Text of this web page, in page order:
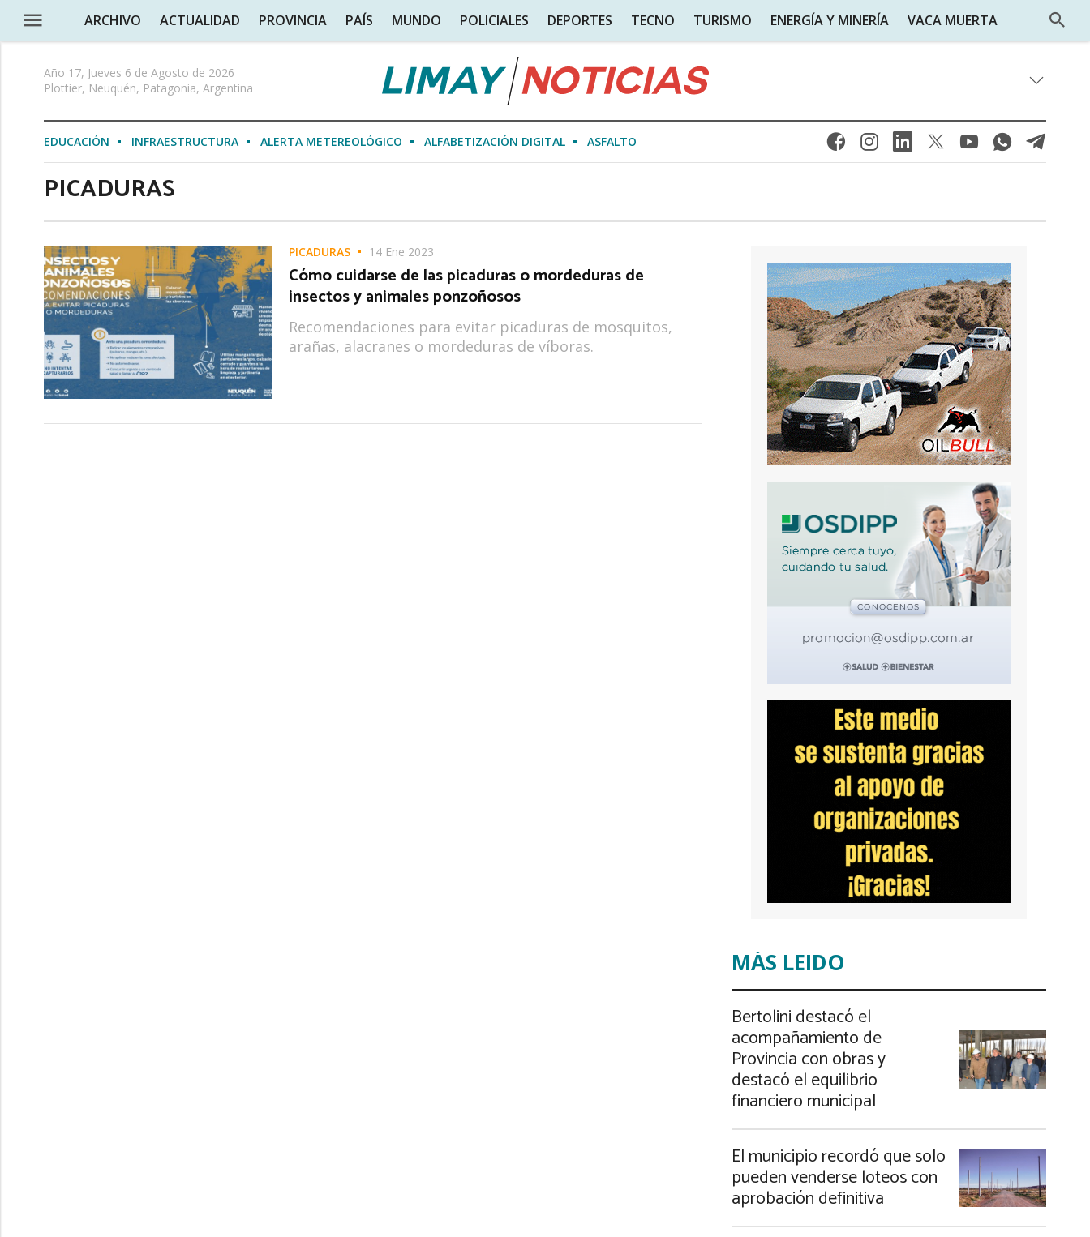
ARCHIVO ACTUALIDAD PROVINCIA PAÍS MUNDO POLICIALES DEPORTES TECNO TURISMO ENERGÍA Y MINERÍA VACA MUERTA
Año 17, Jueves 6 de Agosto de 2026
Plottier, Neuquén, Patagonia, Argentina
EDUCACIÓN INFRAESTRUCTURA ALERTA METEREOLÓGICO ALFABETIZACIÓN DIGITAL ASFALTO
PICADURAS
PICADURAS 14 Ene 2023
Cómo cuidarse de las picaduras o mordeduras de
insectos y animales ponzoñosos
Recomendaciones para evitar picaduras de mosquitos,
arañas, alacranes o mordeduras de víboras.
MÁS LEIDO
Bertolini destacó el
acompañamiento de
Provincia con obras y
destacó el equilibrio
financiero municipal
El municipio recordó que solo
pueden venderse loteos con
aprobación definitiva